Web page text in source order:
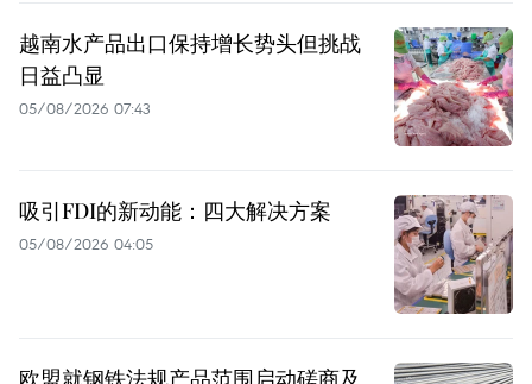
越南水产品出口保持增长势头但挑战
日益凸显
05/08/2026 07:43
吸引FDI的新动能：四大解决方案
05/08/2026 04:05